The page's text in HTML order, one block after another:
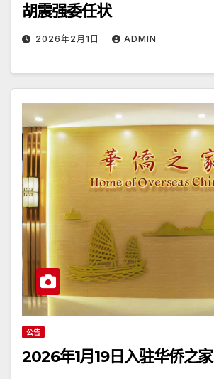
胡震强委任状
2026年2月1日 ADMIN
公告
2026年1月19日入驻华侨之家